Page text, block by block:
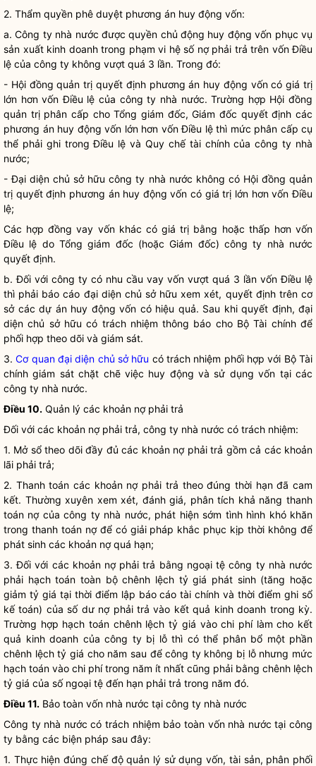
2. Thẩm quyền phê duyệt phương án huy động vốn:
a.Công ty nhà nước được quyền chủ động huy động vốn phục vụ
sản xuất kinh doanh trong phạm vi hệ số nợ phải trả trên vốnĐiều
lệ của công ty không vượt quá 3 lần. Trong đó:
- Hội đồng quản trị quyết định phương án huy động vốn có giá trị
lớn hơnvốn Điều lệ của công ty nhà nước. Trường hợp Hội đồng
quản trị phân cấp cho Tổng giám đốc, Giám đốc quyết định các
phương án huy động vốn lớn hơn vốn Điều lệ thì mức phân cấp cụ
thể phải ghi trong Điều lệ và Quy chếtài chính của công ty nhà
nước;
- Đại diện chủ sở hữu công ty nhà nước không có Hội đồng quản
trị quyết định phương án huy động vốn có giá trị lớn hơn vốnĐiều
lệ;
Các hợp đồng vay vốn khác có giá trị bằng hoặc thấp hơn vốn
Điều lệ do Tổng giám đốc (hoặc Giám đốc)công ty nhà nước
quyết định.
b. Đối với công ty có nhu cầu vay vốn vượt quá 3 lần vốnĐiều lệ
thì phải báo cáo đại diện chủ sở hữu xem xét, quyết định trên cơ
sở các dự án huy động vốn có hiệu quả. Sau khi quyết định, đại
diện chủ sở hữu có trách nhiệm thông báo cho Bộ Tài chính để
phối hợp theo dõi và giám sát.
3.Cơ quan đại diện chủ sở hữu có trách nhiệm phối hợp với Bộ Tài
chính giám sát chặt chẽ việc huy động và sử dụng vốn tại các
công ty nhà nước.
Điều 10. Quản lý các khoản nợ phải trả
Đối với các khoản nợ phải trả, công ty nhà nước có trách nhiệm:
1. Mở sổ theo dõi đầy đủ các khoản nợ phải trả gồm cả các khoản
lãi phải trả;
2. Thanh toán các khoản nợ phải trả theo đúng thời hạn đã cam
kết. Thường xuyên xem xét, đánh giá, phân tích khả năng thanh
toán nợ củacông ty nhà nước, phát hiện sớm tình hình khó khăn
trong thanh toán nợ để có giải pháp khắc phục kịp thời không để
phát sinh các khoản nợ quá hạn;
3. Đối với các khoản nợ phải trả bằng ngoại tệcông ty nhà nước
phải hạch toán toàn bộ chênh lệch tỷ giá phát sinh (tăng hoặc
giảm tỷ giá tại thời điểm lập báo cáo tài chính và thời điểm ghi sổ
kế toán) của số dư nợ phải trả vào kết quả kinh doanh trong kỳ.
Trường hợp hạch toán chênh lệch tỷ giá vàochi phílàm cho kết
quả kinh doanh của công ty bị lỗ thì có thể phân bổ một phần
chênh lệch tỷ giá cho năm sau để công ty không bị lỗ nhưng mức
hạch toán vào chi phítrong năm ít nhất cũng phải bằng chênh lệch
tỷ giá của số ngoại tệ đến hạn phải trả trong năm đó.
Điều 11. Bảo toàn vốn nhà nước tại công ty nhà nước
Công ty nhà nước có trách nhiệm bảo toàn vốn nhà nước tại công
ty bằng các biện pháp sau đây:
1. Thực hiện đúng chế độ quản lý sử dụng vốn, tài sản, phân phối